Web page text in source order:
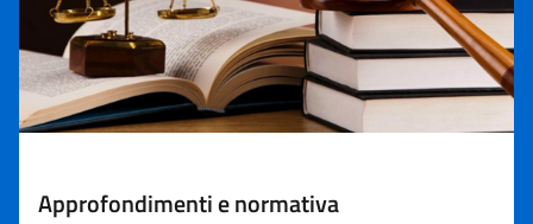
Approfondimenti e normativa